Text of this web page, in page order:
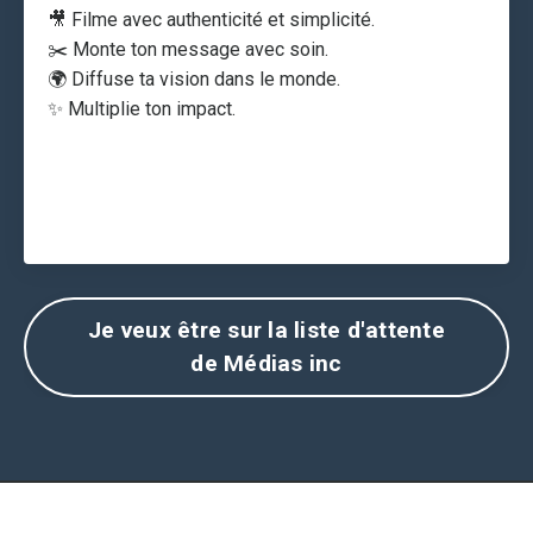
🎥 Filme avec authenticité et simplicité.
✂️ Monte ton message avec soin.
🌍 Diffuse ta vision dans le monde.
✨ Multiplie ton impact.
Je veux être sur la liste d'attente
de Médias inc